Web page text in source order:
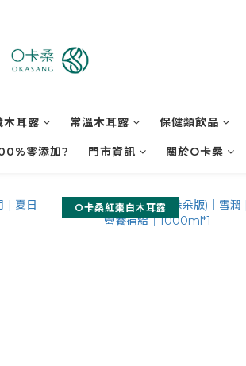
木耳露 常溫木耳露 保健類飲品
零添加? 門市資訊 關於O卡桑
O卡桑紅棗白木耳露